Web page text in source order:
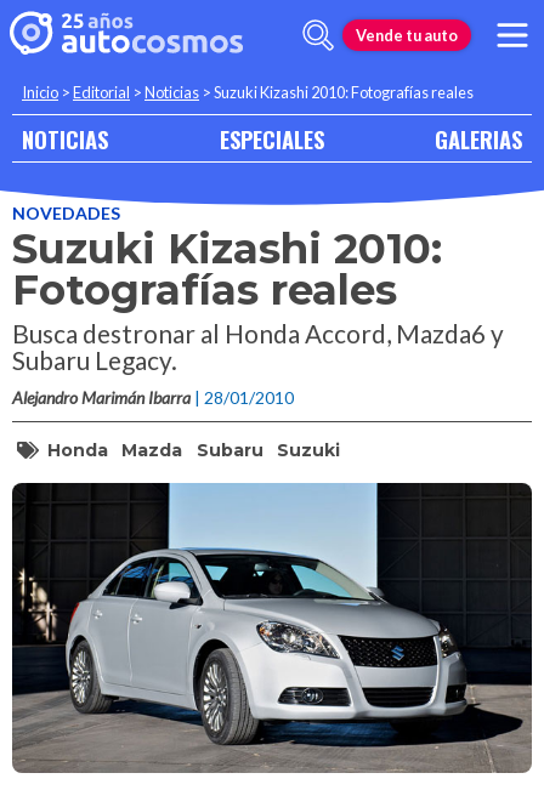
Vende tu auto
Inicio >Editorial >Noticias >Suzuki Kizashi 2010: Fotografías reales
NOTICIAS ESPECIALES GALERIAS
NOVEDADES
Suzuki Kizashi 2010:
Fotografías reales
Busca destronar al Honda Accord, Mazda6 y
Subaru Legacy.
Alejandro Marimán Ibarra | 28/01/2010
Honda Mazda Subaru Suzuki